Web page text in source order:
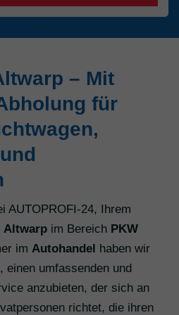
– Mit
für
AUTOPROFI-24, Ihrem
Altwarp im Bereich PKW
im Autohandel haben wir
einen umfassenden und
anzubieten, der sich an
richtet, die ihren